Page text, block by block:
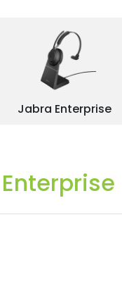
Jabra Enterprise